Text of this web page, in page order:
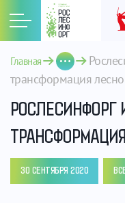
Главная
трансформация
РОСЛЕСИНФОРГ
30 СЕНТЯБРЯ 2020